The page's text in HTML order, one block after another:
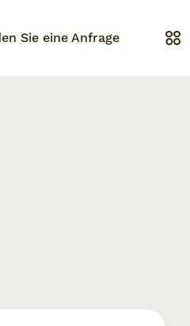
Sie eine Anfrage